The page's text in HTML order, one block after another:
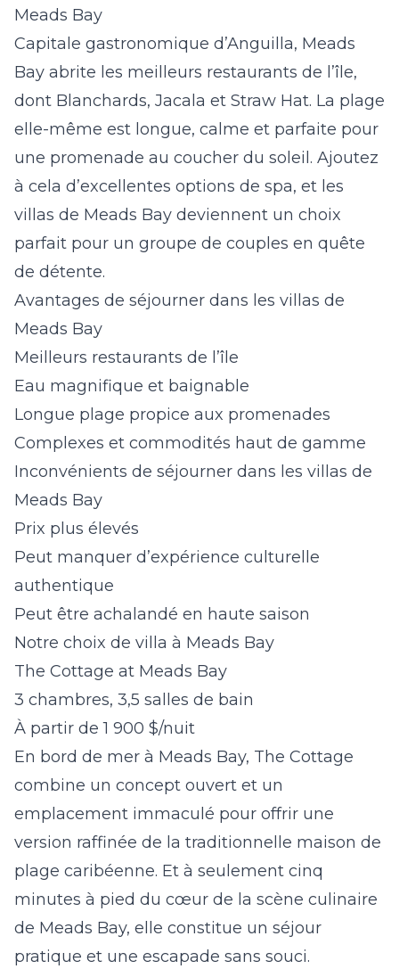
Meads Bay
Capitale gastronomique d’Anguilla, Meads
Bay abrite les meilleurs restaurants de l’île,
dont Blanchards, Jacala et Straw Hat. La plage
elle-même est longue, calme et parfaite pour
une promenade au coucher du soleil. Ajoutez
à cela d’excellentes options de spa, et les
villas de Meads Bay deviennent un choix
parfait pour un groupe de couples en quête
de détente.
Avantages de séjourner dans les villas de
Meads Bay
Meilleurs restaurants de l’île
Eau magnifique et baignable
Longue plage propice aux promenades
Complexes et commodités haut de gamme
Inconvénients de séjourner dans les villas de
Meads Bay
Prix plus élevés
Peut manquer d’expérience culturelle
authentique
Peut être achalandé en haute saison
Notre choix de villa à Meads Bay
The Cottage at Meads Bay
3 chambres, 3,5 salles de bain
À partir de 1 900 $/nuit
En bord de mer à Meads Bay, The Cottage
combine un concept ouvert et un
emplacement immaculé pour offrir une
version raffinée de la traditionnelle maison de
plage caribéenne. Et à seulement cinq
minutes à pied du cœur de la scène culinaire
de Meads Bay, elle constitue un séjour
pratique et une escapade sans souci.